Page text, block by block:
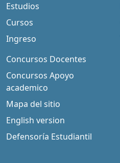
Estudios
Cursos
Ingreso
Concursos Docentes
Concursos Apoyo
academico
Mapa del sitio
English version
Defensoría Estudiantil